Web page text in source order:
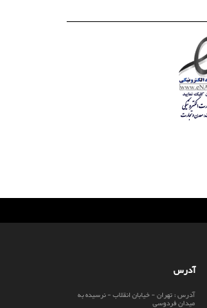
آدرس
آدرس : تهران - خیابان انقلاب - نرسیده به
میدان فردوسی